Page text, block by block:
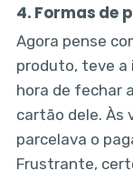
4. Formas de
Agora pense
produto, teve a
hora de fechar
cartão dele. Às
parcelava o
Frustrante,